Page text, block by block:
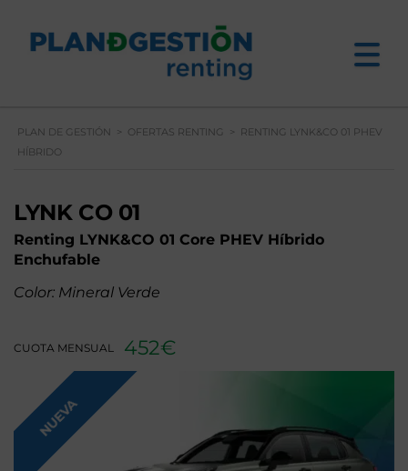
PLAN DE GESTIÓN > OFERTAS RENTING > RENTING LYNK&CO 01 PHEV
HÍBRIDO
LYNK CO 01
Renting LYNK&CO 01 Core PHEV Híbrido
Enchufable
Color: Mineral Verde
CUOTA MENSUAL 452€
NUEVA